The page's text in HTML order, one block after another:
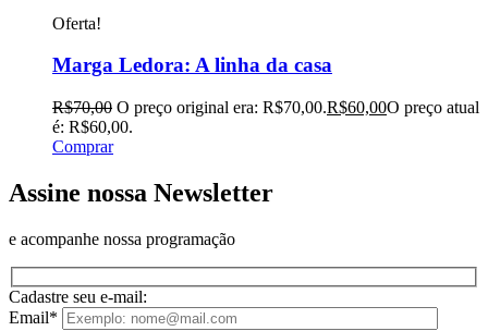
Oferta!
Marga Ledora: A linha da casa
R$70,00 O preço original era: R$70,00.R$60,00O preço atual
é: R$60,00.
Comprar
Assine nossa Newsletter
e acompanhe nossa programação
Cadastre seu e-mail:
Email*